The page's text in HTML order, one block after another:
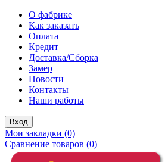
О фабрике
Как заказать
Оплата
Кредит
Доставка/Сборка
Замер
Новости
Контакты
Наши работы
Вход
Мои закладки (0)
Сравнение товаров (0)